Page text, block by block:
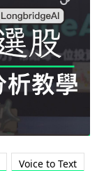
Voice to Text